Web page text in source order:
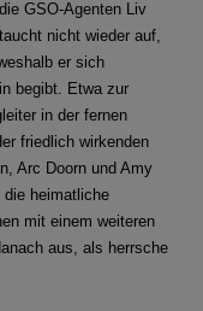
GSO-Agenten Liv
nicht wieder auf,
er sich
begibt. Etwa zur
in der fernen
friedlich wirkenden
Arc Doorn und Amy
heimatliche
mit einem weiteren
aus, als herrsche